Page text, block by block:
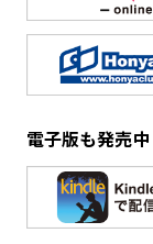
電子版も発売中